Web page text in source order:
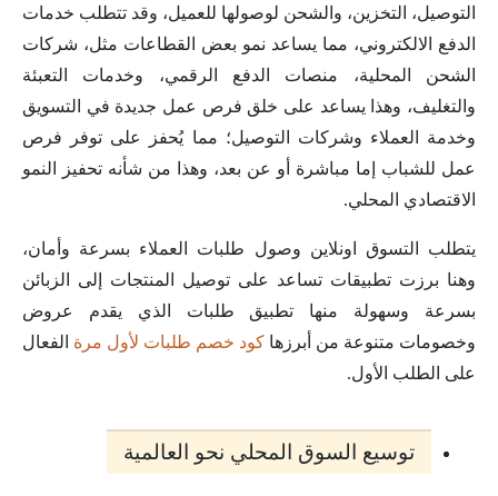
التوصيل، التخزين، والشحن لوصولها للعميل، وقد تتطلب خدمات
الدفع الالكتروني، مما يساعد نمو بعض القطاعات مثل، شركات
الشحن المحلية، منصات الدفع الرقمي، وخدمات التعبئة
والتغليف، وهذا يساعد على خلق فرص عمل جديدة في التسويق
وخدمة العملاء وشركات التوصيل؛ مما يُحفز على توفر فرص
عمل للشباب إما مباشرة أو عن بعد، وهذا من شأنه تحفيز النمو
الاقتصادي المحلي.
يتطلب التسوق اونلاين وصول طلبات العملاء بسرعة وأمان،
وهنا برزت تطبيقات تساعد على توصيل المنتجات إلى الزبائن
بسرعة وسهولة منها تطبيق طلبات الذي يقدم عروض
وخصومات متنوعة من أبرزها كود خصم طلبات لأول مرة الفعال
على الطلب الأول.
توسيع السوق المحلي نحو العالمية